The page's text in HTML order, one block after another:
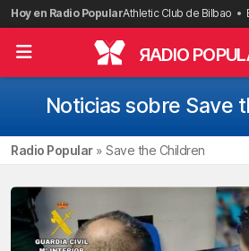
Saltar
al
contenido
Hoy en Radio PopularAthletic Club de Bilbao
RADIO
Noticias sobre Save
Radio Popular» Save the Children